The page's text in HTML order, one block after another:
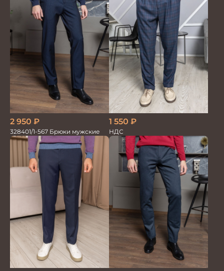
2 950 ₽
328401/1-567 Брюки мужские
1 550 ₽
НДС